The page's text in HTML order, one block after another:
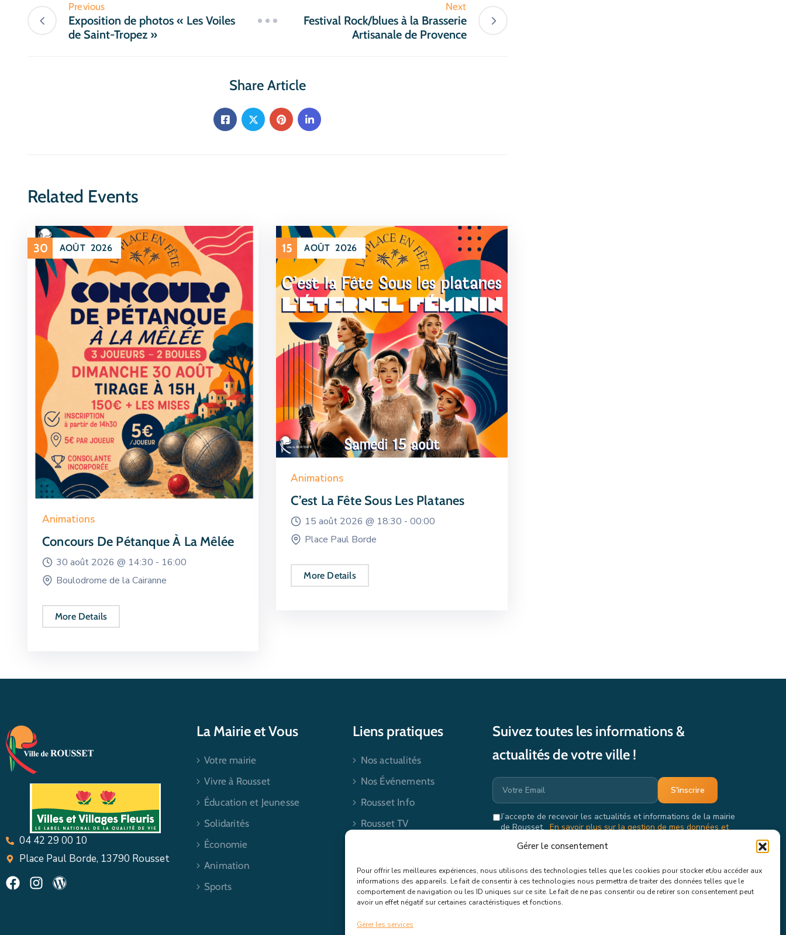
Gérer le consentement
Pour offrir les meilleures expériences, nous utilisons des technologies telles que les cookies pour stocker et/ou accéder aux
informations des appareils. Le fait de consentir à ces technologies nous permettra de traiter des données telles que le
comportement de navigation ou les ID uniques sur ce site. Le fait de ne pas consentir ou de retirer son consentement peut
avoir un effet négatif sur certaines caractéristiques et fonctions.
Gérer les services
Previous
Exposition de photos « Les Voiles
de Saint-Tropez »
Next
Festival Rock/blues à la Brasserie
Artisanale de Provence
Share Article
Related Events
30 AOÛT 2026
Animations
Concours De Pétanque À La Mêlée
30 août 2026 @ 14:30 - 16:00
Boulodrome de la Cairanne
More Details
15 AOÛT 2026
Animations
C’est La Fête Sous Les Platanes
15 août 2026 @ 18:30 -00:00
Place Paul Borde
More Details
04 42 29 00 10
Place Paul Borde, 13790 Rousset
La Mairie et Vous
Votre mairie
Vivre à Rousset
Éducation et Jeunesse
Solidarités
Économie
Animation
Sports
Liens pratiques
Nos actualités
Nos Événements
Rousset Info
Rousset TV
Suivez toutes les informations &
actualités de votre ville !
J’accepte de recevoir les actualités et informations de la mairie
de Rousset. En savoir plus sur la gestion de mes données et